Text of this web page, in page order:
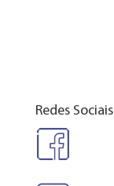
Redes Sociais